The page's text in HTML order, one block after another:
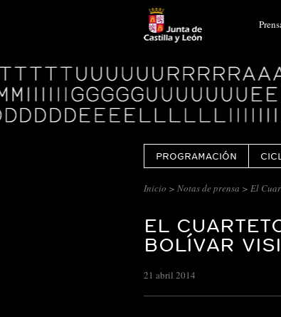
Logo
Centro
Cultural
Miguel
Delibes
PROGRAMACIÓN
Inicio > Notas de prensa > El
EL
BOLÍVAR
21 abril 2014